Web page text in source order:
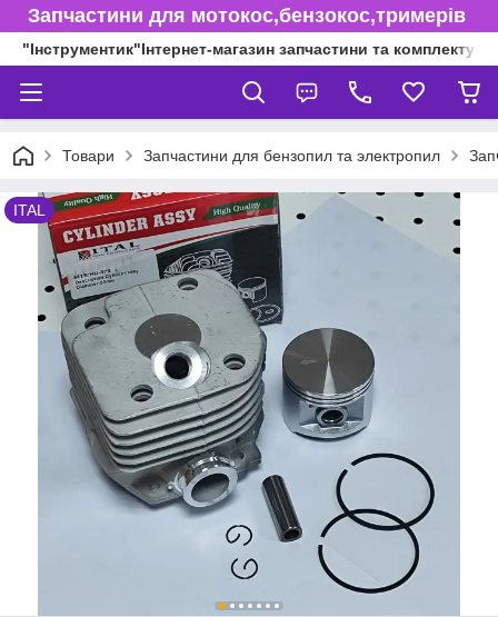
Запчастини для мотокос,бензокос,тримерів
"Інструментик"Інтернет-магазин запчастини та
Товари Запчастини для бензопил та электропил
ITAL